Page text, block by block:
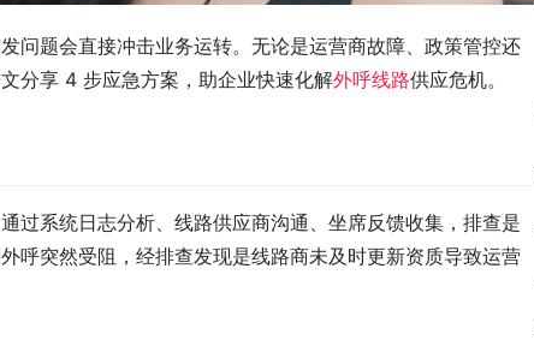
问题会直接冲击业务运转。无论是运营商故障、政策管控还
分享 4 步应急方案，助企业快速化解外呼线路供应危机。​
过系统日志分析、线路供应商沟通、坐席反馈收集，排查是
呼突然受阻，经排查发现是线路商未及时更新资质导致运营